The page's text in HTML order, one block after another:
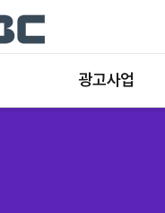
광고사업